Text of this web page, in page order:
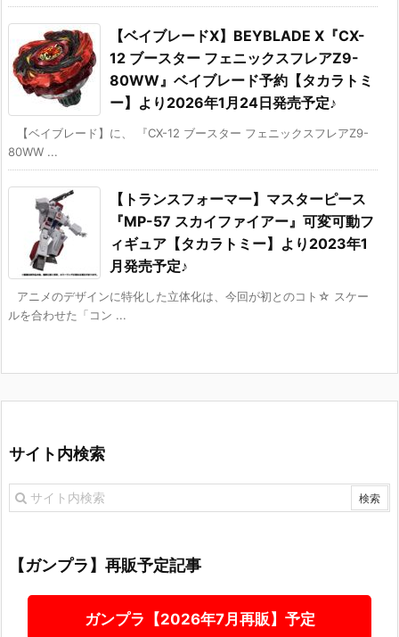
【ベイブレードX】BEYBLADE X『CX-
12 ブースター フェニックスフレアZ9-
80WW』ベイブレード予約【タカラトミ
ー】より2026年1月24日発売予定♪
【ベイブレード】に、 『CX-12 ブースター フェニックスフレアZ9-
80WW ...
【トランスフォーマー】マスターピース
『MP-57 スカイファイアー』可変可動フ
ィギュア【タカラトミー】より2023年1
月発売予定♪
アニメのデザインに特化した立体化は、今回が初とのコト☆ スケー
ルを合わせた「コン ...
サイト内検索
【ガンプラ】再販予定記事
ガンプラ【2026年7月再販】予定